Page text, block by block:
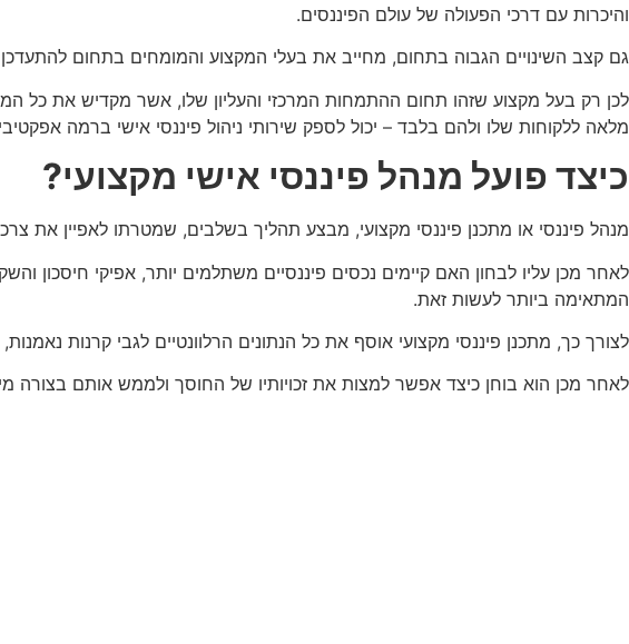
והיכרות עם דרכי הפעולה של עולם הפיננסים.
גם קצב השינויים הגבוה בתחום, מחייב את בעלי המקצוע והמומחים בתחום
לכן רק בעל מקצוע שזהו תחום ההתמחות המרכזי והעליון שלו, אשר מקדיש את כל
מלאה ללקוחות שלו ולהם בלבד – יכול לספק שירותי ניהול פיננסי אישי ברמה
כיצד פועל מנהל פיננסי אישי מקצועי?
מנהל פיננסי או מתכנן פיננסי מקצועי, מבצע תהליך בשלבים, שמטרתו לאפיין את
לאחר מכן עליו לבחון האם קיימים נכסים פיננסיים משתלמים יותר, אפיקי חיסכון
המתאימה ביותר לעשות זאת.
לצורך כך, מתכנן פיננסי מקצועי אוסף את כל הנתונים הרלוונטיים לגבי קרנות
לאחר מכן הוא בוחן כיצד אפשר למצות את זכויותיו של החוסך ולממש אותם בצורה